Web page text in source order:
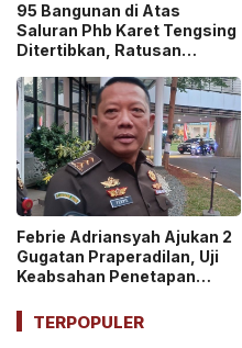
95 Bangunan di Atas
Saluran Phb Karet Tengsing
Ditertibkan, Ratusan
Dikerahkan
Febrie Adriansyah Ajukan 2
Gugatan Praperadilan, Uji
Keabsahan Penetapan
Penyitaan Aset!
TERPOPULER